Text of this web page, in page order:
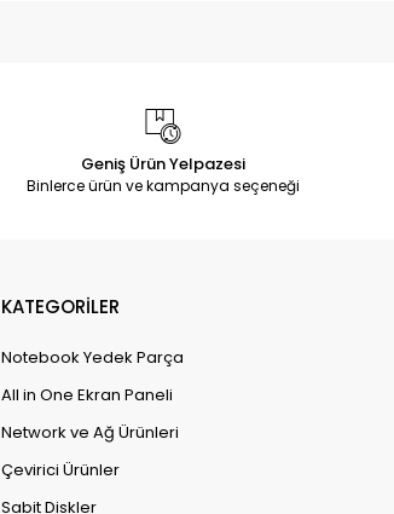
Geniş Ürün Yelpazesi
Binlerce ürün ve kampanya seçeneği
KATEGORİLER
Notebook Yedek Parça
All in One Ekran Paneli
Network ve Ağ Ürünleri
Çevirici Ürünler
Sabit Diskler